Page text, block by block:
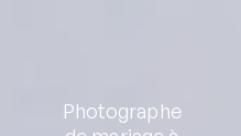
Photographe